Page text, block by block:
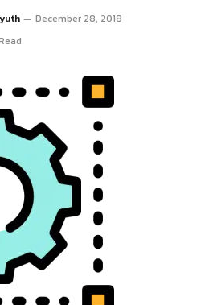
December 28, 2018